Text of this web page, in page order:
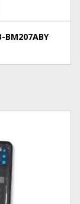
BM207ABY